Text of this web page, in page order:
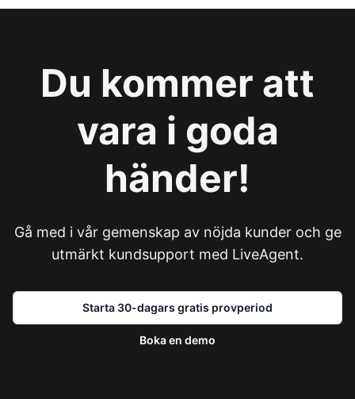
Du kommer att
vara i goda
händer!
Gå med i vår gemenskap av nöjda kunder och ge
utmärkt kundsupport med LiveAgent.
Starta 30-dagars gratis provperiod
Boka en demo